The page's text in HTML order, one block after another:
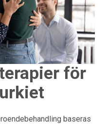
för
baseras